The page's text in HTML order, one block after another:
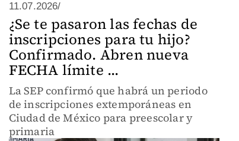
11.07.2026/
¿Se te pasaron las fechas de
inscripciones para tu hijo?
Confirmado. Abren nueva
FECHA límite ...
La SEP confirmó que habrá un periodo
de inscripciones extemporáneas en
Ciudad de México para preescolar y
primaria